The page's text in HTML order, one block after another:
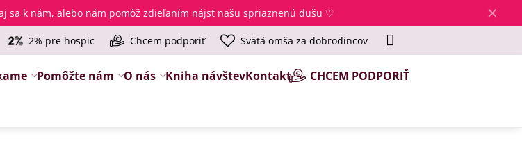
✕
sa k nám, alebo nám pomôž zdieľaním nájsť našu spriaznenú dušu ♡
2% pre hospic Chcem podporiť Svätá omša za dobrodincov
Pomôžte nám O nás Kniha návštevKontakt CHCEM PODPORIŤ